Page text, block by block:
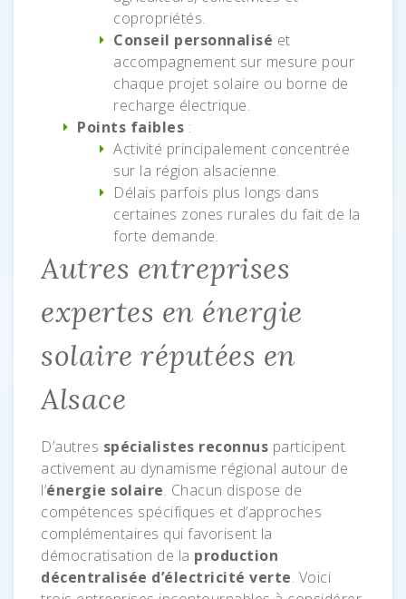
copropriétés.
Conseil personnalisé et
accompagnement sur mesure pour
chaque projet solaire ou borne de
recharge électrique.
Points faibles :
Activité principalement concentrée
sur la région alsacienne.
Délais parfois plus longs dans
certaines zones rurales du fait de la
forte demande.
Autres entreprises
expertes en énergie
solaire réputées en
Alsace
D’autres spécialistes reconnus participent
activement au dynamisme régional autour de
l’énergie solaire. Chacun dispose de
compétences spécifiques et d’approches
complémentaires qui favorisent la
démocratisation de la production
décentralisée d’électricité verte. Voici